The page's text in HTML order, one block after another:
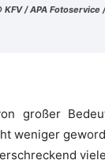
/ APA Fotoservice
großer
weniger